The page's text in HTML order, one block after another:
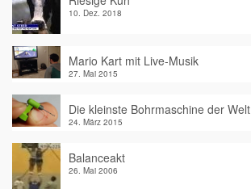
10. Dez. 2018
Mario Kart mit Live-Musik
27. Mai 2015
Die kleinste Bohrmaschine der Welt
24. März 2015
Balanceakt
26. Mai 2006